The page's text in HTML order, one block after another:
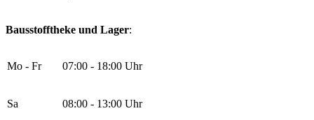
Bausstofftheke und Lager:
Mo - Fr 07:00 - 18:00 Uhr
Sa 08:00 - 13:00 Uhr